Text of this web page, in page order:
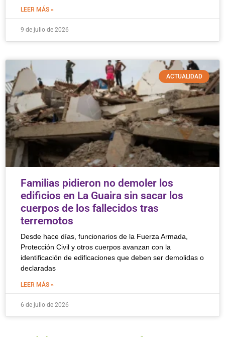
LEER MÁS »
9 de julio de 2026
ACTUALIDAD
Familias pidieron no demoler los
edificios en La Guaira sin sacar los
cuerpos de los fallecidos tras
terremotos
Desde hace días, funcionarios de la Fuerza Armada,
Protección Civil y otros cuerpos avanzan con la
identificación de edificaciones que deben ser demolidas o
declaradas
LEER MÁS »
6 de julio de 2026